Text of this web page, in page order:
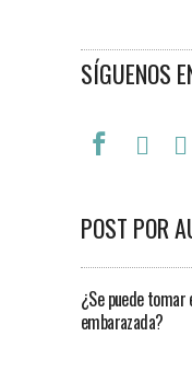
SÍGUENOS
POST POR
¿Se puede
embarazada?